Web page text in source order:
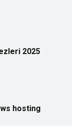
2025
hosting